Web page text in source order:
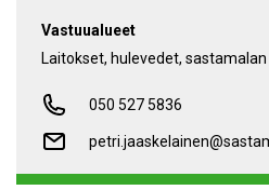
Vastuualueet
laitokset, hulevedet, sastamalan
050 527 5836